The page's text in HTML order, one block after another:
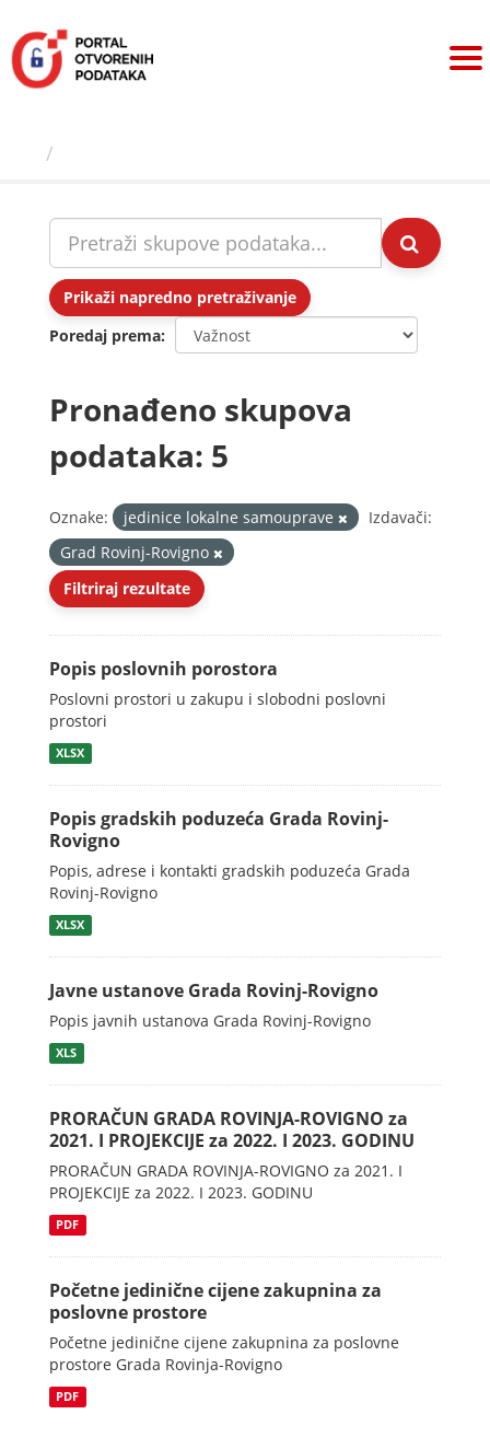
sadržaj
Prikaži napredno pretraživanje
Poredaj prema
Pronađeno skupova
podataka: 5
Oznake: jedinice lokalne samouprave
Izdavači:
Grad Rovinj-Rovigno
Filtriraj rezultate
Popis poslovnih porostora
Poslovni prostori u zakupu i slobodni poslovni
prostori
XLSX
Popis gradskih poduzeća Grada Rovinj-
Rovigno
Popis, adrese i kontakti gradskih poduzeća Grada
Rovinj-Rovigno
XLSX
Javne ustanove Grada Rovinj-Rovigno
Popis javnih ustanova Grada Rovinj-Rovigno
XLS
PRORAČUN GRADA ROVINJA-ROVIGNO za
2021. I PROJEKCIJE za 2022. I 2023. GODINU
PRORAČUN GRADA ROVINJA-ROVIGNO za 2021. I
PROJEKCIJE za 2022. I 2023. GODINU
PDF
Početne jedinične cijene zakupnina za
poslovne prostore
Početne jedinične cijene zakupnina za poslovne
prostore Grada Rovinja-Rovigno
PDF